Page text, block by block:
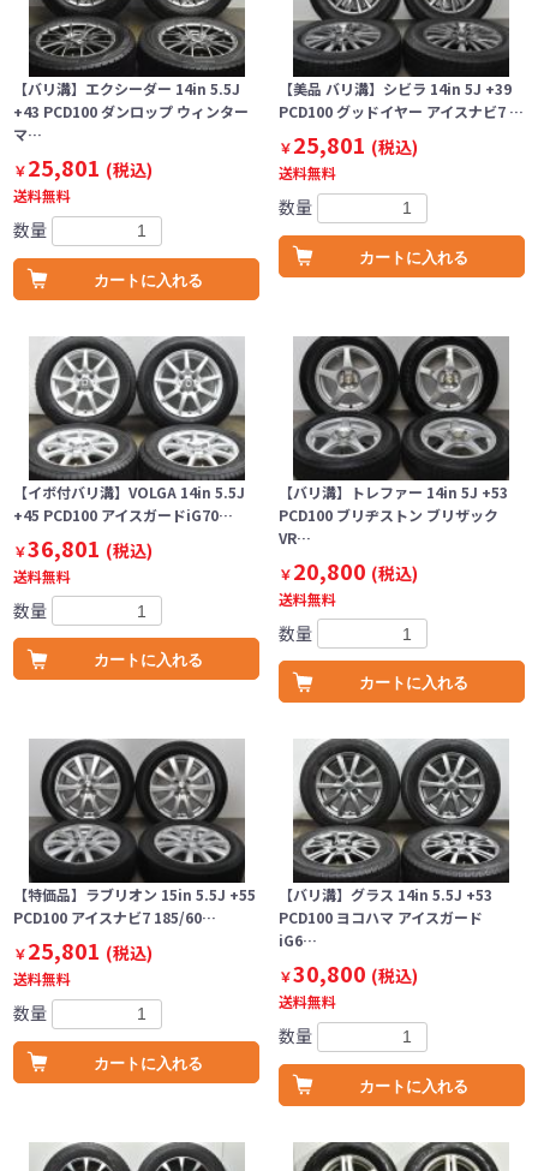
【バリ溝】エクシーダー 14in 5.5J
+43 PCD100 ダンロップ ウィンター
マ…
￥25,801 (税込)
送料無料
数量
カートに入れる
【美品 バリ溝】シビラ 14in 5J +39
PCD100 グッドイヤー アイスナビ7 …
￥25,801 (税込)
送料無料
数量
カートに入れる
【イボ付バリ溝】VOLGA 14in 5.5J
+45 PCD100 アイスガードiG70…
￥36,801 (税込)
送料無料
数量
カートに入れる
【バリ溝】トレファー 14in 5J +53
PCD100 ブリヂストン ブリザック
VR…
￥20,800 (税込)
送料無料
数量
カートに入れる
【特価品】ラブリオン 15in 5.5J +55
PCD100 アイスナビ7 185/60…
￥25,801 (税込)
送料無料
数量
カートに入れる
【バリ溝】グラス 14in 5.5J +53
PCD100 ヨコハマ アイスガード
iG6…
￥30,800 (税込)
送料無料
数量
カートに入れる